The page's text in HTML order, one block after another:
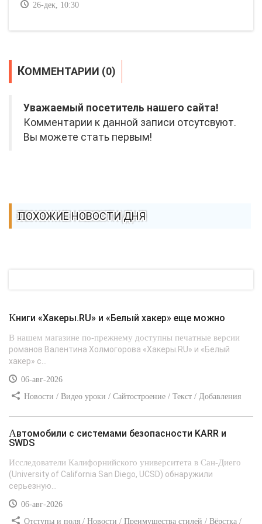
26-дек, 10:30
КОММЕНТАРИИ (0)
Уважаемый посетитель нашего сайта!
Комментарии к данной записи отсутсвуют.
Вы можете стать первым!
ПОХОЖИЕ НОВОСТИ ДНЯ
Книги «Хакеры.RU» и «Белый хакер» еще можно
В нашем магазине по-прежнему доступны печатные версии
романов Валентина Холмогорова «Хакеры.RU» и «Белый
хакер» с...
06-авг-2026
Новости / Видео уроки / Сайтостроение / Текст / Добавления
Автомобили с системами безопасности KARR и
SWDS
Исследователи Калифорнийского университета в Сан-Диего
(University of California San Diego, UCSD) обнаружили
серьезную...
06-авг-2026
Отступы и поля / Новости / Преимущества стилей / Вёрстка /